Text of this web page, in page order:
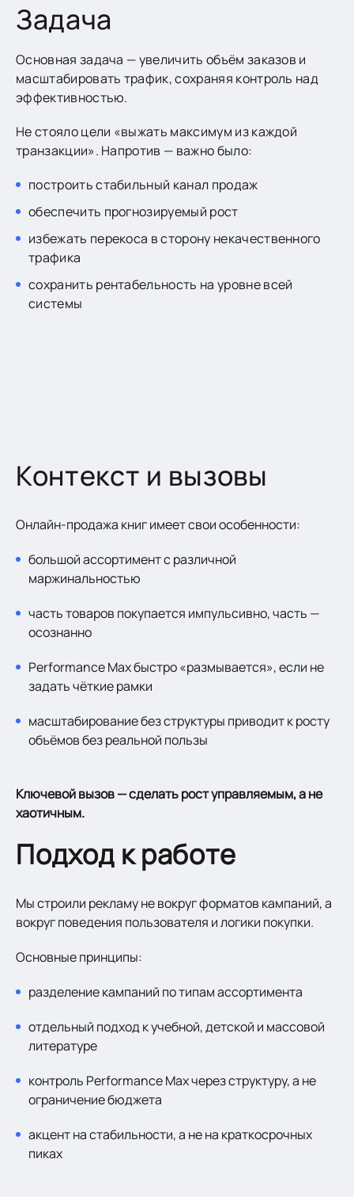
Задача
Основная задача — увеличить объём заказов и
масштабировать трафик, сохраняя контроль над
эффективностью.
Не стояло цели «выжать максимум из каждой
транзакции». Напротив — важно было:
построить стабильный канал продаж
обеспечить прогнозируемый рост
избежать перекоса в сторону некачественного
трафика
сохранить рентабельность на уровне всей
системы
Контекст и вызовы
Онлайн-продажа книг имеет свои особенности:
большой ассортимент с различной
маржинальностью
часть товаров покупается импульсивно, часть —
осознанно
Performance Max быстро «размывается», если не
задать чёткие рамки
масштабирование без структуры приводит к росту
объёмов без реальной пользы
Ключевой вызов — сделать рост управляемым, а не
хаотичным.
Подход к работе
Мы строили рекламу не вокруг форматов кампаний, а
вокруг поведения пользователя и логики покупки.
Основные принципы:
разделение кампаний по типам ассортимента
отдельный подход к учебной, детской и массовой
литературе
контроль Performance Max через структуру, а не
ограничение бюджета
акцент на стабильности, а не на краткосрочных
пиках